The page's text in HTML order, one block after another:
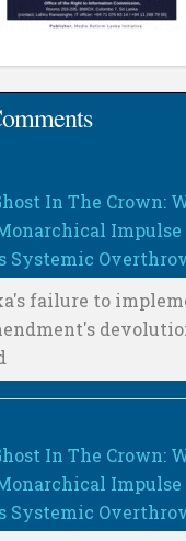
In The Crown:
Impulse
Systemic
failure to
In The Crown:
Impulse
Systemic